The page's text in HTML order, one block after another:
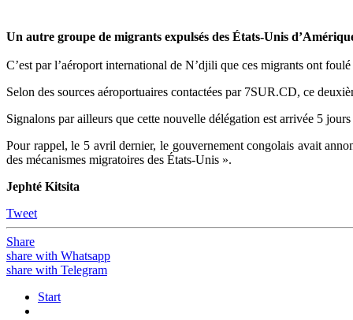
Un autre groupe de migrants expulsés des États-Unis
C’est par l’aéroport international de N’djili que ces migrants ont
Selon des sources aéroportuaires contactées par 7SUR.CD, ce
Signalons par ailleurs que cette nouvelle délégation est arrivée 5
Pour rappel, le 5 avril dernier, le gouvernement congolais avait
des mécanismes migratoires des États-Unis ».
Jephté Kitsita
Tweet
Share
share with Whatsapp
share with Telegram
Start